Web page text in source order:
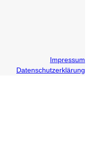
Impressum
Datenschutzerklärung